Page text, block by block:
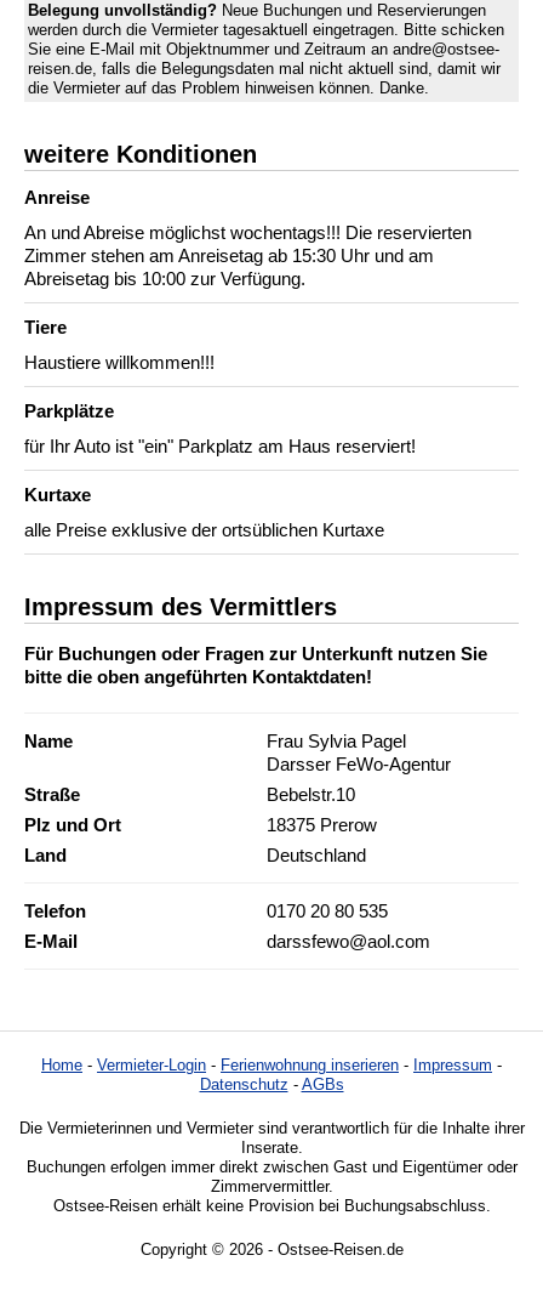
Belegung unvollständig? Neue Buchungen und Reservierungen
werden durch die Vermieter tagesaktuell eingetragen. Bitte schicken
Sie eine E-Mail mit Objektnummer und Zeitraum an andre@ostsee-
reisen.de, falls die Belegungsdaten mal nicht aktuell sind, damit wir
die Vermieter auf das Problem hinweisen können. Danke.
weitere Konditionen
Anreise
An und Abreise möglichst wochentags!!! Die reservierten
Zimmer stehen am Anreisetag ab 15:30 Uhr und am
Abreisetag bis 10:00 zur Verfügung.
Tiere
Haustiere willkommen!!!
Parkplätze
für Ihr Auto ist "ein" Parkplatz am Haus reserviert!
Kurtaxe
alle Preise exklusive der ortsüblichen Kurtaxe
Impressum des Vermittlers
Für Buchungen oder Fragen zur Unterkunft nutzen Sie
bitte die oben angeführten Kontaktdaten!
Name
Frau Sylvia Pagel
Darsser FeWo-Agentur
Straße
Bebelstr.10
Plz und Ort
18375 Prerow
Land
Deutschland
Telefon
0170 20 80 535
E-Mail
darssfewo@aol.com
Home - Vermieter-Login - Ferienwohnung inserieren - Impressum -
Datenschutz - AGBs
Die Vermieterinnen und Vermieter sind verantwortlich für die Inhalte ihrer
Inserate.
Buchungen erfolgen immer direkt zwischen Gast und Eigentümer oder
Zimmervermittler.
Ostsee-Reisen erhält keine Provision bei Buchungsabschluss.
Copyright © 2026 - Ostsee-Reisen.de